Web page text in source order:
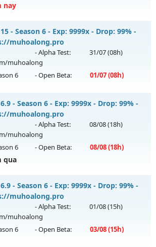
nay
- 100% GAME CÀY CUỐC, CHĂM CHỈ LÀ
2026 - Mở máy chủ
Hoài Niệmvào 13h
bản Webzen
- Season 6 - Exp: 9999x - Drop: 99% -
muhoalong.pro
muhoalong
- Alpha Test: 31/07(08h)
6 - Open Beta: 01/07(08h)
- 🌍 Website: https://muhoalong.pro
2026 - Mở máy chủ
muhoalongvào 08h ngày
99%
bản Webzen
- Season 6 - Exp: 9999x - Drop: 99% -
muhoalong.pro
muhoalong
- Alpha Test: 08/08(18h)
6 - Open Beta: 08/08(18h)
qua
- 🌍 Website: https://muhoalong.pro
2026 - Mở máy chủ
muhoalongvào 18h ngày
99%
- Season 6 - Exp: 9999x - Drop: 99% -
muhoalong.pro
muhoalong
- Alpha Test: 01/08(15h)
6 - Open Beta: 03/08(15h)